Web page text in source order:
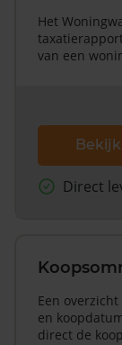
Het
van een
Direct
Een
en
direct de